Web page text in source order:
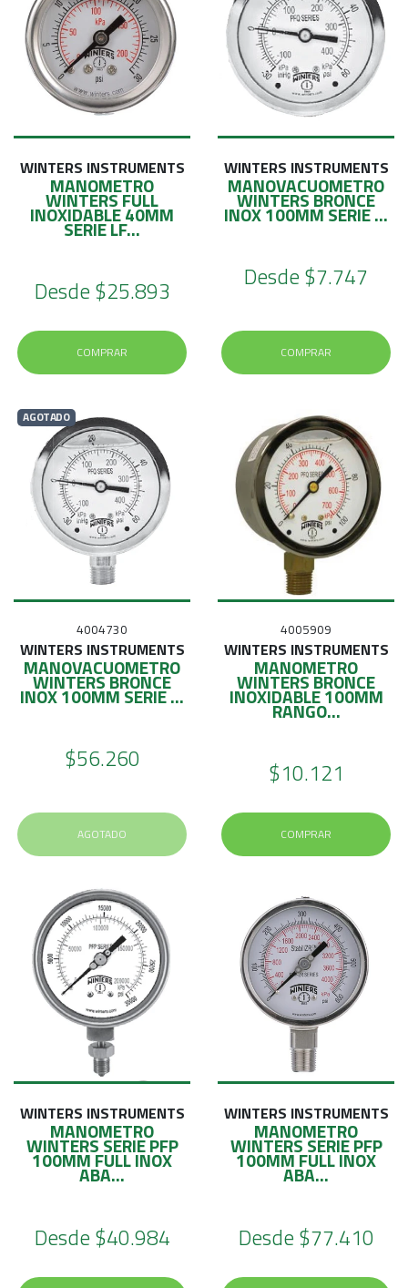
WINTERS INSTRUMENTS
MANOMETRO
WINTERS FULL
INOXIDABLE 40MM
SERIE LF...
Desde$25.893
COMPRAR
WINTERS INSTRUMENTS
MANOVACUOMETRO
WINTERS BRONCE
INOX 100MM SERIE ...
Desde$7.747
COMPRAR
AGOTADO
4004730
WINTERS INSTRUMENTS
MANOVACUOMETRO
WINTERS BRONCE
INOX 100MM SERIE ...
$56.260
AGOTADO
4005909
WINTERS INSTRUMENTS
MANOMETRO
WINTERS BRONCE
INOXIDABLE 100MM
RANGO...
$10.121
COMPRAR
WINTERS INSTRUMENTS
MANOMETRO
WINTERS SERIE PFP
100MM FULL INOX
ABA...
Desde$40.984
WINTERS INSTRUMENTS
MANOMETRO
WINTERS SERIE PFP
100MM FULL INOX
ABA...
Desde$77.410